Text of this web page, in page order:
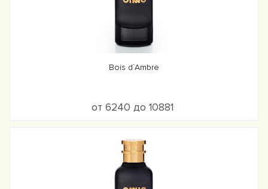
Bois d`Ambre
от 6240 до 10881